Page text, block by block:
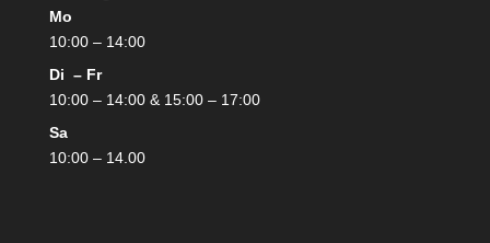
Mo
10:00 – 14:00
Di – Fr
10:00 – 14:00 & 15:00 – 17:00
Sa
10:00 – 14.00